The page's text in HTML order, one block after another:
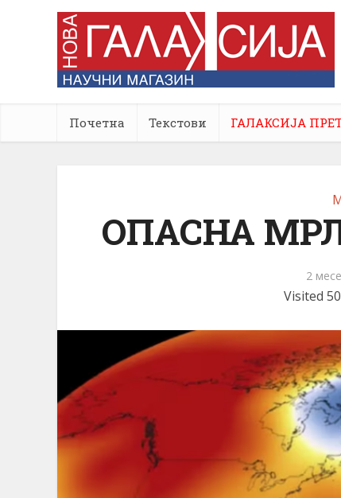
Почетна Текстови ГАЛАКСИЈА
ОПАСНА
2
Visited